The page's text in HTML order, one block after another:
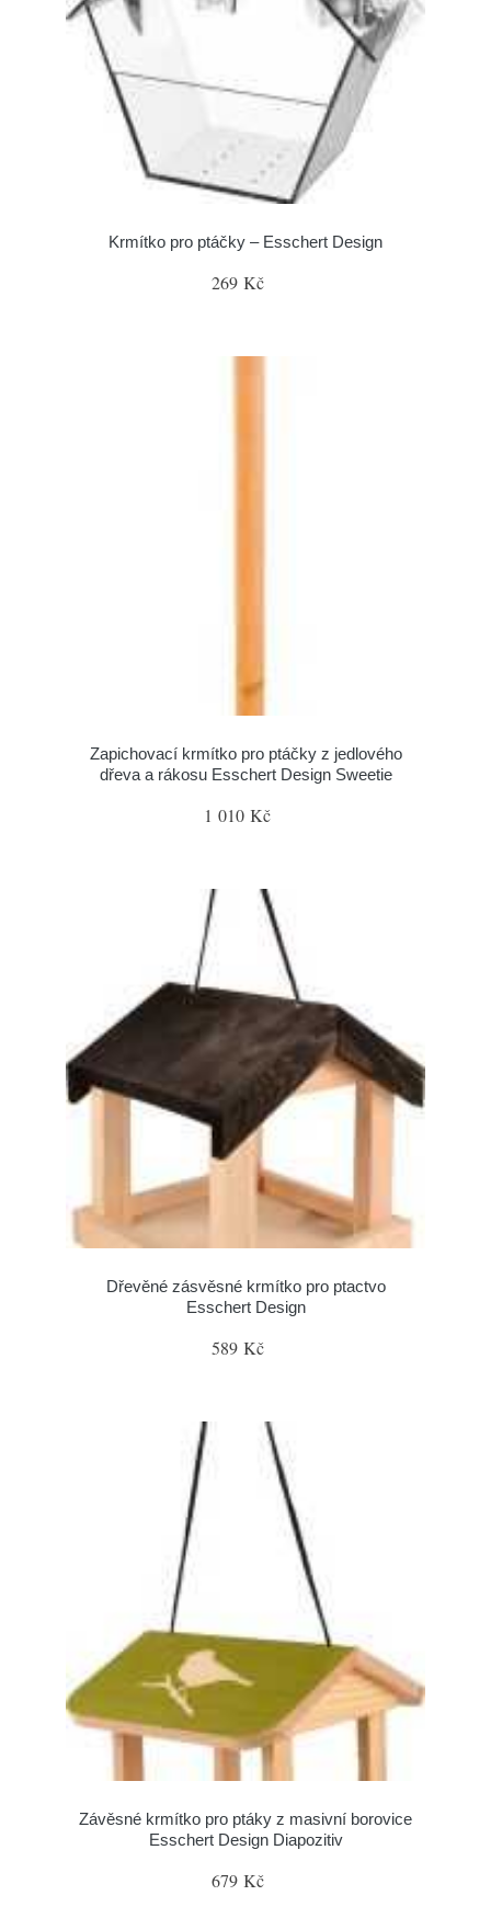
Krmítko pro ptáčky – Esschert Design
269 Kč
Zapichovací krmítko pro ptáčky z jedlového
dřeva a rákosu Esschert Design Sweetie
1 010 Kč
Dřevěné zásvěsné krmítko pro ptactvo
Esschert Design
589 Kč
Závěsné krmítko pro ptáky z masivní borovice
Esschert Design Diapozitiv
679 Kč